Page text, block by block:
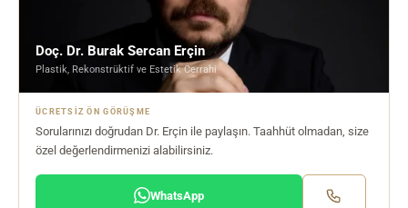
Doç. Dr. Burak Sercan Erçin
Plastik, Rekonstrüktif ve Estetik Cerrahi
ÜCRETSIZ ÖN GÖRÜŞME
Sorularınızı doğrudan Dr. Erçin ile paylaşın. Taahhüt olmadan, size
özel değerlendirmenizi alabilirsiniz.
WhatsApp